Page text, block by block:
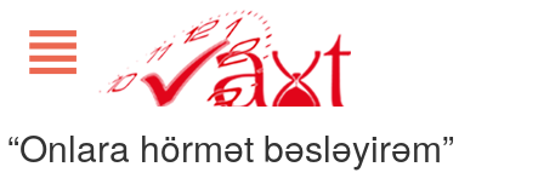
“Onlara hörmət bəsləyirəm”